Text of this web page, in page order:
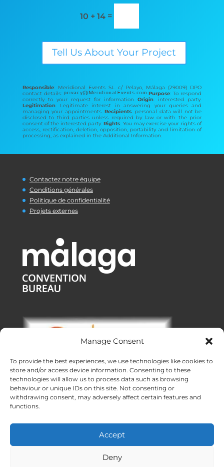
Manage Consent
To provide the best experiences, we use technologies like cookies to
store and/or access device information. Consenting to these
technologies will allow us to process data such as browsing
behaviour or unique IDs on this site. Not consenting or
withdrawing consent, may adversely affect certain features and
functions.
Accept
Deny
10 + 14=
Tell Us About Your Project
Responsible: Meridional Events SL. c/ Pelayo, Málaga (29009) DPO
contact details:
Purpose: To respond
correctly to your request for informationOrigin: interested party.
Legitimation: Legitimate interest in answering your queries and
managing your appointments.Recipients: personal data will not be
disclosed to third parties unless required by law or with the prior
consent of the interested party.Rights: You may exercise your rights of
access, rectification, deletion, opposition, portability and limitation of
processing, as explained in the Additional Information.
Contactez notre équipe
Conditions générales
Politique de confidentialité
Projets externes
Créé avec ❤ en Andalousie